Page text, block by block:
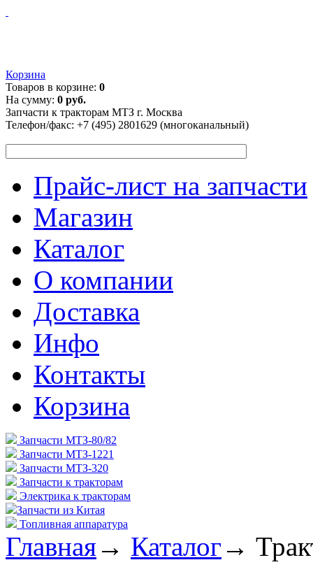
Корзина
Товаров в корзине: 0
На сумму: 0 руб.
Запчасти к тракторам МТЗ г. Москва
Телефон/факс: +7 (495) 2801629 (многоканальный)
Прайс-лист на запчасти
Магазин
Каталог
О компании
Доставка
Инфо
Контакты
Корзина
Запчасти МТЗ-80/82
Запчасти МТЗ-1221
Запчасти МТЗ-320
Запчасти к тракторам
Электрика к тракторам
Запчасти из Китая
Топливная аппаратура
Главная→ Каталог →